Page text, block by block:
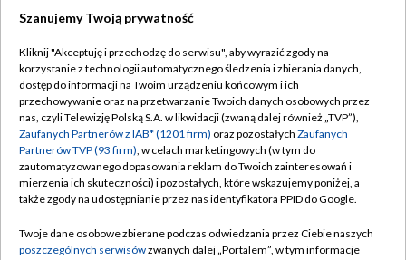
TVP
Abonament TVP
Emisja w TVP
Centrum informacji TVP
Naziemna Telewizja Cyfrowa
Rada Programowa
Regulamin TVP
Polityka prywatności
Moje zgody
Pomoc
Kontakt
Szanujemy Twoją prywatność
Kliknij "Akceptuję i przechodzę do serwisu", aby wyrazić zgody na
korzystanie z technologii automatycznego śledzenia i zbierania danych,
dostęp do informacji na Twoim urządzeniu końcowym i ich
przechowywanie oraz na przetwarzanie Twoich danych osobowych przez
nas, czyli Telewizję Polską S.A. w likwidacji (zwaną dalej również „TVP”),
Zaufanych Partnerów z IAB* (1201 firm) oraz pozostałych Zaufanych
Partnerów TVP (93 firm), w celach marketingowych (w tym do
zautomatyzowanego dopasowania reklam do Twoich zainteresowań i
mierzenia ich skuteczności) i pozostałych, które wskazujemy poniżej, a
także zgody na udostępnianie przez nas identyfikatora PPID do Google.
Twoje dane osobowe zbierane podczas odwiedzania przez Ciebie naszych
poszczególnych serwisówzwanych dalej „Portalem”, w tym informacje